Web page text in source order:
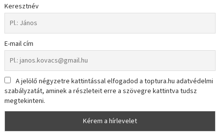
Keresztnév
E-mail cím
A jelölő négyzetre kattintással elfogadod a toptura.hu adatvédelmi
szabályzatát, aminek a részleteit erre a szövegre kattintva tudsz
megtekinteni.